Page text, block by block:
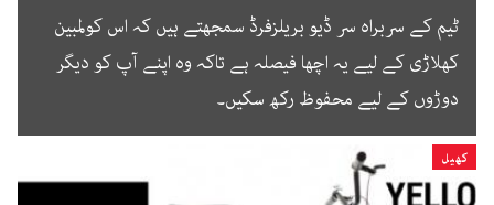
ٹیم کے سربراہ سر ڈیو بریلزفرڈ سمجھتے ہیں کہ اس کولمبین
کھلاڑی کے لیے یہ اچھا فیصلہ ہے تاکہ وہ اپنے آپ کو دیگر
دوڑوں کے لیے محفوظ رکھ سکیں۔
کھیل